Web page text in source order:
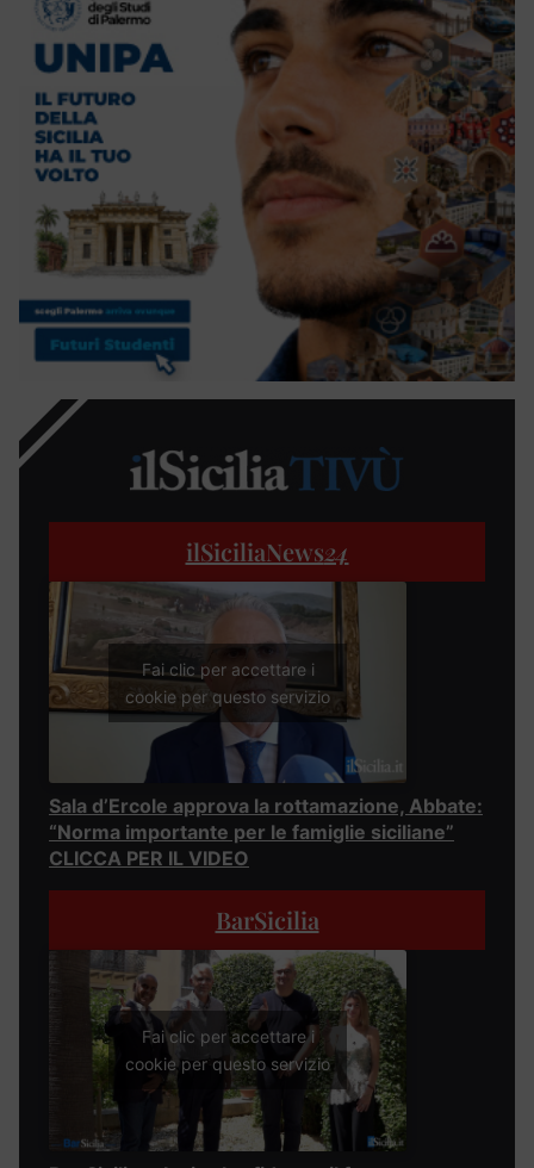
ilSiciliaNews24
Fai clic per accettare i
cookie per questo servizio
Sala d’Ercole approva la rottamazione, Abbate:
“Norma importante per le famiglie siciliane”
CLICCA PER IL VIDEO
BarSicilia
Fai clic per accettare i
cookie per questo servizio